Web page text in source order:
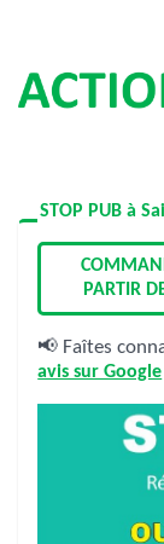
STOP PUB à
PARTIR
📢 Faîtes
avis sur Google